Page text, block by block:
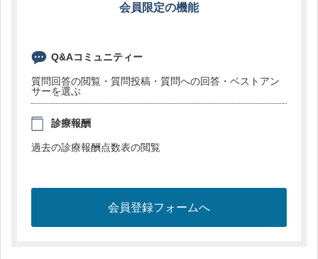
会員限定の機能
Q&Aコミュニティー
質問回答の閲覧・質問投稿・質問への回答・ベストアン
サーを選ぶ
診療報酬
過去の診療報酬点数表の閲覧
会員登録フォームへ